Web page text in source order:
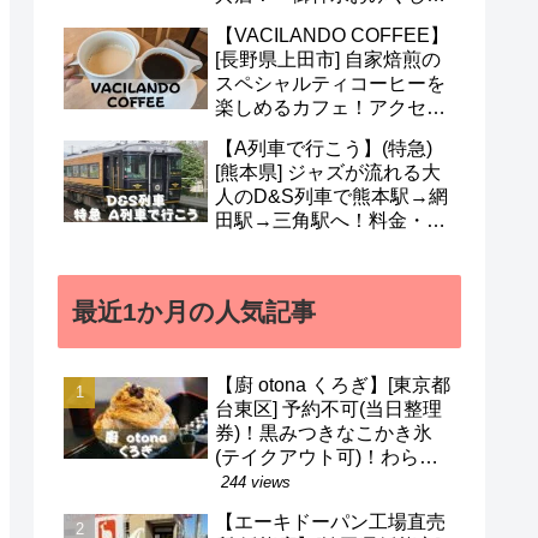
など(^^)
【VACILANDO COFFEE】
[長野県上田市] 自家焙煎の
スペシャルティコーヒーを
楽しめるカフェ！アクセ
ニューなど(^v^)
【A列車で行こう】(特急)
[熊本県] ジャズが流れる大
人のD&S列車で熊本駅→網
田駅→三角駅へ！料金・予
最近1か月の人気記事
【廚 otona くろぎ】[東京都
台東区] 予約不可(当日整理
券)！黒みつきなこかき氷
(テイクアウト可)！わらび
餅などのメニューも(^^)/
244 views
【エーキドーパン工場直売